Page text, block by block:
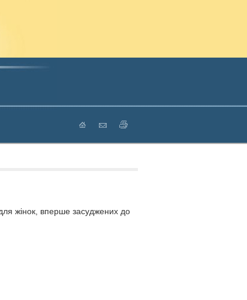
жінок, вперше засуджених до